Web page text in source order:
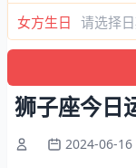
女方生日
狮子座今日
2024-06-16